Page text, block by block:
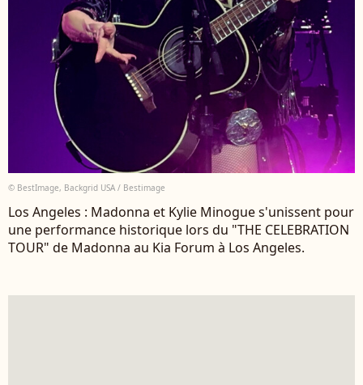
© BestImage, Backgrid USA / Bestimage
Los Angeles : Madonna et Kylie Minogue s'unissent pour
une performance historique lors du "THE CELEBRATION
TOUR" de Madonna au Kia Forum à Los Angeles.